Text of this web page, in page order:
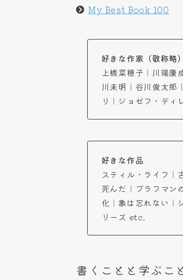
My Best Book 100
好きな作家（敬称略）
上橋菜穂子｜川端
川未明｜谷川俊太郎
リ｜ジョゼフ・デ
好きな作品
スティル・ライフ｜
死んだ｜ブラフマン
化｜象は忘れない｜
リーズ etc.
書くことと学ぶこ